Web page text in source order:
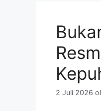
2 Juli 2026